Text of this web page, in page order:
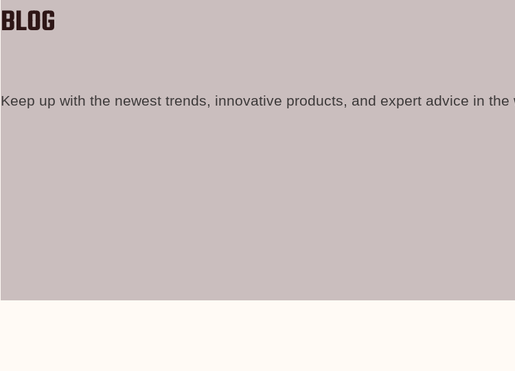
BLOG
Keep up with the newest trends, innovative products, and expert advice in